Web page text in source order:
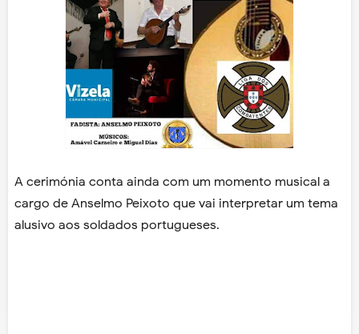
A cerimónia conta ainda com um momento musical a
cargo de Anselmo Peixoto que vai interpretar um tema
alusivo aos soldados portugueses.